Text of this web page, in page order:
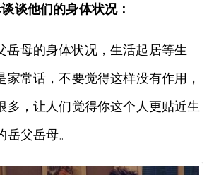
谈他们的身体状况：
岳母的身体状况，生活起居等生
家常话，不要觉得这样没有作用，
多，让人们觉得你这个人更贴近生
父岳母。